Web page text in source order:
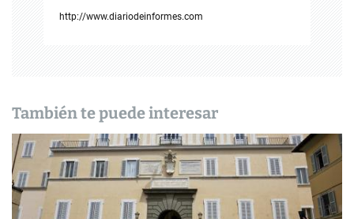
e
e
n
t
http://www.diariodeinformes.com
También te puede interesar